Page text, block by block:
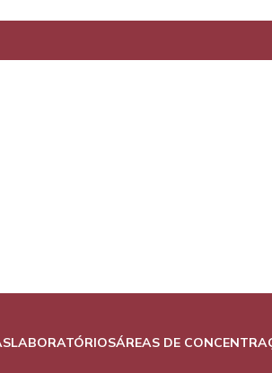
LABORATÓRIOSÁREAS DE